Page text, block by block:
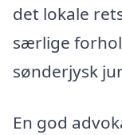
det lokale
særlige
sønderjysk
En god